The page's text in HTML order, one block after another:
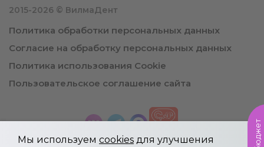
2015-2026 © ВилмаДент
Политика обработки персональных данных
Согласие на обработку персональных данных
Политика использования Cookie
Пользовательское соглашение сайта
Мы используем cookies для улучшения